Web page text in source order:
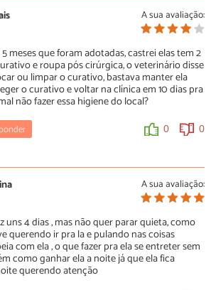
uma eu castrei faz 03 dias e ela está se
eu castrei em fevereiro de 2022 e
o pontinho da pele dela abriu, mas não
só passar o spray antisséptico, mas, a
que em alguns casos há a necessidade de
A sua avaliação:
meses que foram adotadas, castrei elas tem 2
e roupa pós cirúrgica, o veterinário disse
ou limpar o curativo, bastava manter ela
o curativo e voltar na clínica em 10 dias pra
não fazer essa higiene do local?
0 0
comigo
0
A sua avaliação:
uns 4 dias , mas não quer parar quieta, como
querendo ir pra la e pulando nas coisas
com ela , o que fazer pra ela se entreter sem
como ganhar ela a noite já que ela fica
querendo atenção